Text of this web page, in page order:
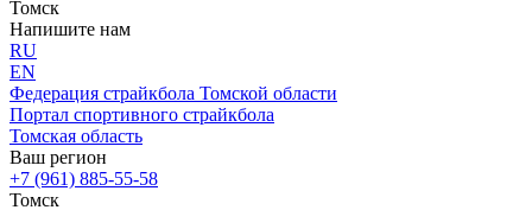
Томск
Напишите нам
RU
EN
Федерация страйкбола Томской области
Портал спортивного страйкбола
Томская область
Ваш регион
+7 (961) 885-55-58
Томск